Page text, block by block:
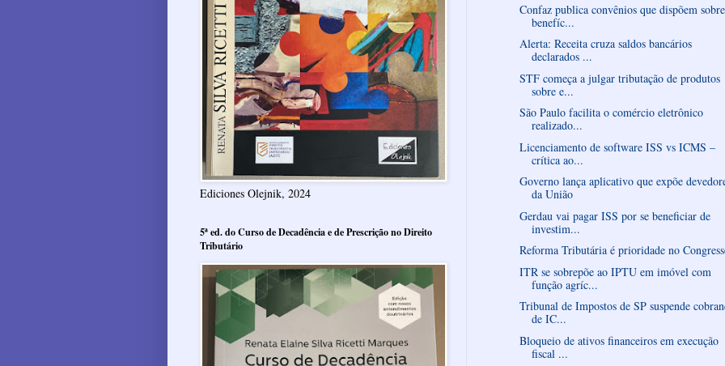
Confaz publica convênios que dispõem sobre
benefíc...
Alerta: Receita cruza saldos bancários
declarados ...
STF começa a julgar tributação de produtos
sobre e...
São Paulo facilita o comércio eletrônico
realizado...
Licenciamento de software ISS vs ICMS –
crítica ao...
Governo lança aplicativo que expõe
da União
Gerdau vai pagar ISS por se beneficiar de
investim...
Reforma Tributária é prioridade no
ITR se sobrepõe ao IPTU em imóvel com
função agríc...
Tribunal de Impostos de SP suspende
de IC...
Bloqueio de ativos financeiros em execução
fiscal ...
Ediciones Olejnik, 2024
5ª ed. do Curso de Decadência e de Prescrição no Direito
Tributário